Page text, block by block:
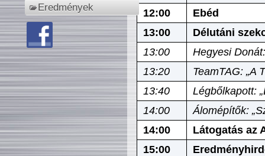
Eredmények
12:00
Ebéd
13:00
Délutáni
13:00
Hegyesi
13:20
TeamTAG: „A
13:40
Légbőlkapott:
14:00
Álomépítők:
14:00
Látogatás az
15:00